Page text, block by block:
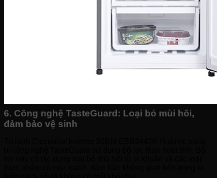
6. Công nghệ TasteGuard: Loại bỏ mùi hôi,
đảm bảo vệ sinh